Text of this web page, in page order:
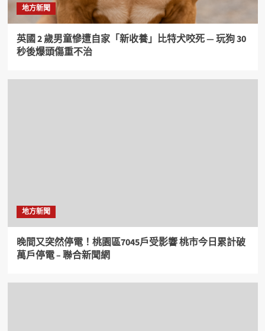
地方新聞
英國 2 歲男童慘遭自家「新收養」比特犬咬死 — 玩狗 30
秒後爆頭傷重不治
地方新聞
晚間又突然停電！桃園區7045戶受影響 桃市今日累計破
萬戶停電 – 聯合新聞網